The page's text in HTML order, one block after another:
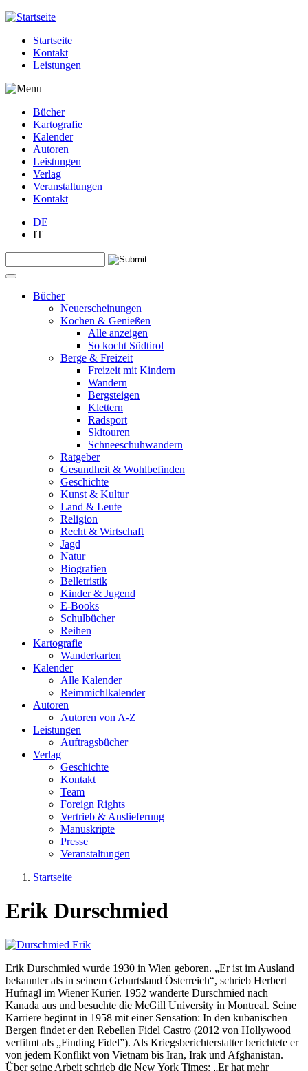
Jump to navigation
Startseite
Kontakt
Leistungen
Bücher
Kartografie
Kalender
Autoren
Leistungen
Verlag
Veranstaltungen
Kontakt
DE
IT
Suchformular
Bücher
Neuerscheinungen
Kochen & Genießen
Alle anzeigen
So kocht Südtirol
Berge & Freizeit
Freizeit mit Kindern
Wandern
Bergsteigen
Klettern
Radsport
Skitouren
Schneeschuhwandern
Ratgeber
Gesundheit & Wohlbefinden
Geschichte
Kunst & Kultur
Land & Leute
Religion
Recht & Wirtschaft
Jagd
Natur
Biografien
Belletristik
Kinder & Jugend
E-Books
Schulbücher
Reihen
Kartografie
Wanderkarten
Kalender
Alle Kalender
Reimmichlkalender
Autoren
Autoren von A-Z
Leistungen
Auftragsbücher
Verlag
Geschichte
Kontakt
Team
Foreign Rights
Vertrieb & Auslieferung
Manuskripte
Presse
Veranstaltungen
Startseite
Erik Durschmied
Erik Durschmied wurde 1930 in Wien geboren. „Er ist im Ausland
bekannter als in seinem Geburtsland Österreich“, schrieb Herbert
Hufnagl im Wiener Kurier. 1952 wanderte Durschmied nach
Kanada aus und besuchte die McGill University in Montreal. Seine
Karriere beginnt in 1958 mit einer Sensation: In den kubanischen
Bergen findet er den Rebellen Fidel Castro (2012 von Hollywood
verfilmt als „Finding Fidel”). Als Kriegsberichterstatter berichtete er
von jedem Konflikt von Vietnam bis Iran, Irak und Afghanistan.
Über seine Arbeit schrieb die New York Times: „Er hat mehr